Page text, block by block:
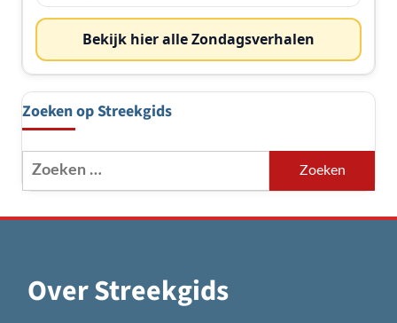
Bekijk hier alle Zondagsverhalen
Zoeken op Streekgids
Zoeken
naar:
Over Streekgids